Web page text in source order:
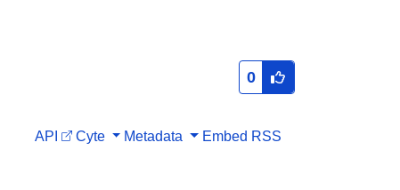
0
API Cyte Metadata Embed RSS